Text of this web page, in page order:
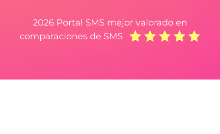
2026 Portal SMS mejor valorado en
comparaciones de SMS